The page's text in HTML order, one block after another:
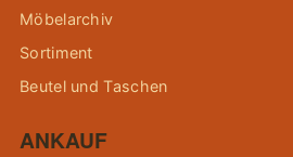
Möbelarchiv
Sortiment
Beutel und Taschen
ANKAUF